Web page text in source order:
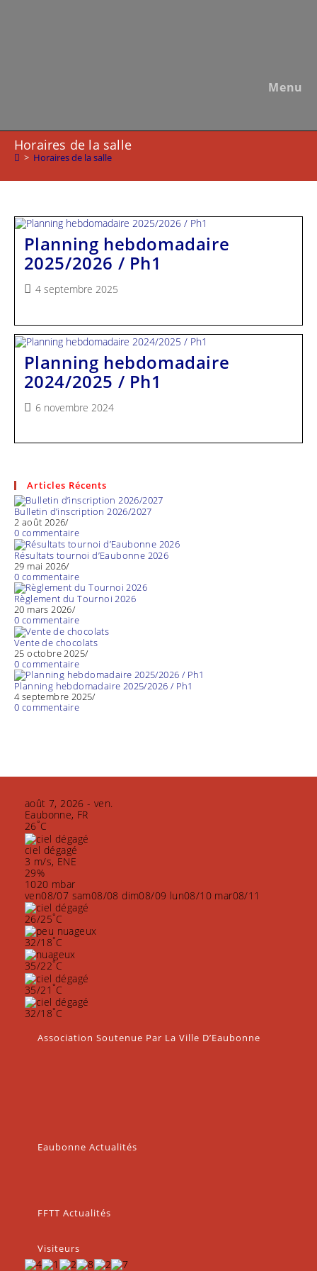
Menu
Horaires de la salle
> Horaires de la salle
Planning hebdomadaire
2025/2026 / Ph1
Publication
4 septembre 2025
Planning hebdomadaire
2024/2025 / Ph1
Publication
6 novembre 2024
Articles Récents
Bulletin d’inscription 2026/2027
2 août 2026/
0 commentaire
Résultats tournoi d’Eaubonne 2026
29 mai 2026/
0 commentaire
Règlement du Tournoi 2026
20 mars 2026/
0 commentaire
Vente de chocolats
25 octobre 2025/
0 commentaire
Planning hebdomadaire 2025/2026 / Ph1
4 septembre 2025/
0 commentaire
août 7, 2026 - ven.
Eaubonne, FR
26°C
ciel dégagé
3 m/s, ENE
29%
1020 mbar
ven08/07 sam08/08 dim08/09 lun08/10 mar08/11
26/25°C
32/18°C
35/22°C
35/21 °C
32/18°C
Association Soutenue Par La Ville D’Eaubonne
Eaubonne Actualités
FFTT Actualités
Visiteurs